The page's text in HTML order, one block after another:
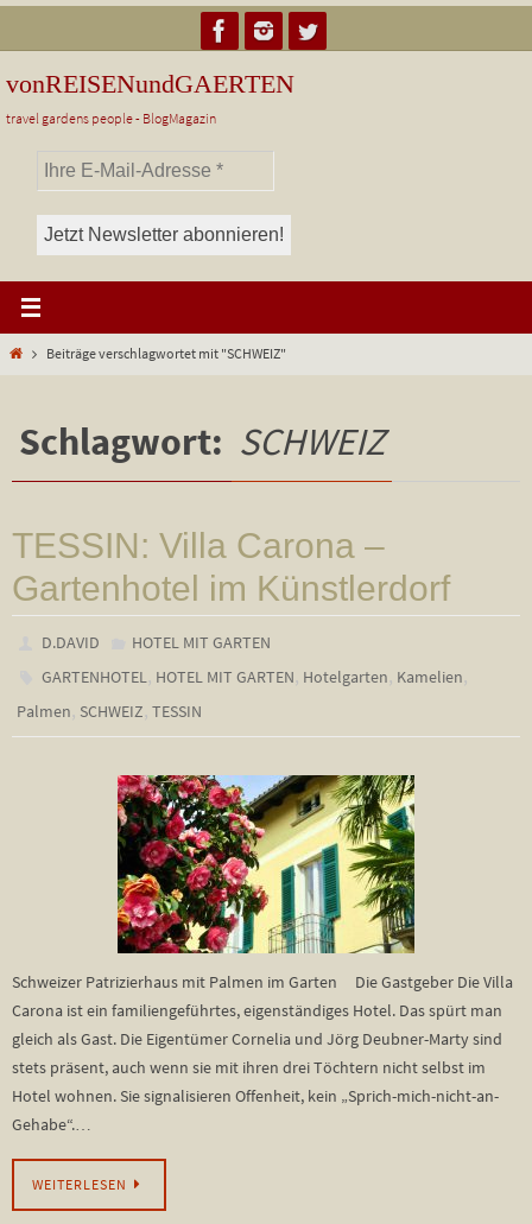
Inhalt
springen
vonREISENundGAERTEN
travel gardens people - BlogMagazin
StartBeiträge verschlagwortet mit "SCHWEIZ"
Schlagwort: SCHWEIZ
TESSIN: Villa Carona –
Gartenhotel im Künstlerdorf
D.DAVID
HOTEL MIT GARTEN
GARTENHOTEL, HOTEL MIT GARTEN, Hotelgarten, Kamelien,
Palmen, SCHWEIZ, TESSIN
Schweizer Patrizierhaus mit Palmen im Garten Die Gastgeber Die Villa
Carona ist ein familiengeführtes, eigenständiges Hotel. Das spürt man
gleich als Gast. Die Eigentümer Cornelia und Jörg Deubner-Marty sind
stets präsent, auch wenn sie mit ihren drei Töchtern nicht selbst im
Hotel wohnen. Sie signalisieren Offenheit, kein „Sprich-mich-nicht-an-
Gehabe“.…
WEITERLESEN